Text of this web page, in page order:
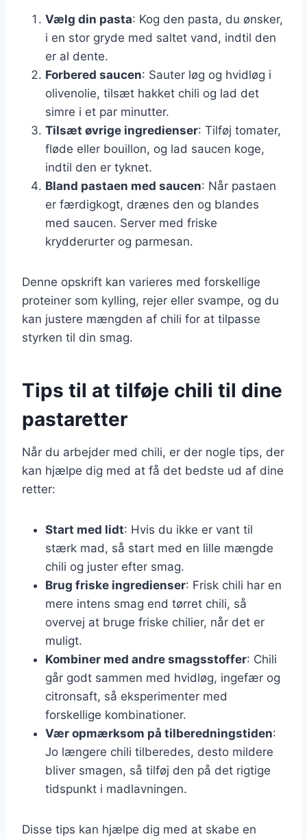
Vælg din pasta: Kog den pasta, du ønsker,
i en stor gryde med saltet vand, indtil den
er al dente.
Forbered saucen: Sauter løg og hvidløg i
olivenolie, tilsæt hakket chili og lad det
simre i et par minutter.
Tilsæt øvrige ingredienser: Tilføj tomater,
fløde eller bouillon, og lad saucen koge,
indtil den er tyknet.
Bland pastaen med saucen: Når pastaen
er færdigkogt, drænes den og blandes
med saucen. Server med friske
krydderurter og parmesan.
Denne opskrift kan varieres med forskellige
proteiner som kylling, rejer eller svampe, og du
kan justere mængden af chili for at tilpasse
styrken til din smag.
Tips til at tilføje chili til dine
pastaretter
Når du arbejder med chili, er der nogle tips, der
kan hjælpe dig med at få det bedste ud af dine
retter:
Start med lidt: Hvis du ikke er vant til
stærk mad, så start med en lille mængde
chili og juster efter smag.
Brug friske ingredienser: Frisk chili har en
mere intens smag end tørret chili, så
overvej at bruge friske chilier, når det er
muligt.
Kombiner med andre smagsstoffer: Chili
går godt sammen med hvidløg, ingefær og
citronsaft, så eksperimenter med
forskellige kombinationer.
Vær opmærksom på tilberedningstiden:
Jo længere chili tilberedes, desto mildere
bliver smagen, så tilføj den på det rigtige
tidspunkt i madlavningen.
Disse tips kan hjælpe dig med at skabe en